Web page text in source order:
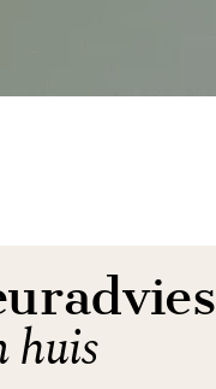
huis